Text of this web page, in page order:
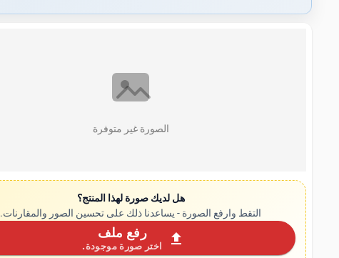
الصورة غير متوفرة
هل لديك صورة لهذا المنتج؟
التقط وارفع الصورة - يساعدنا ذلك على تحسين الصور والمقارنات.
upload رفع ملف
اختر صورة موجودة.